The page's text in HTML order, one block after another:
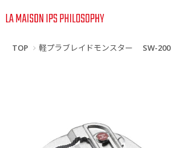
TOP 軽プラブレイドモンスター SW-200